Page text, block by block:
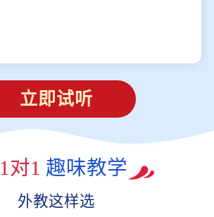
立即试听
1对1 趣味教学
外教这样选